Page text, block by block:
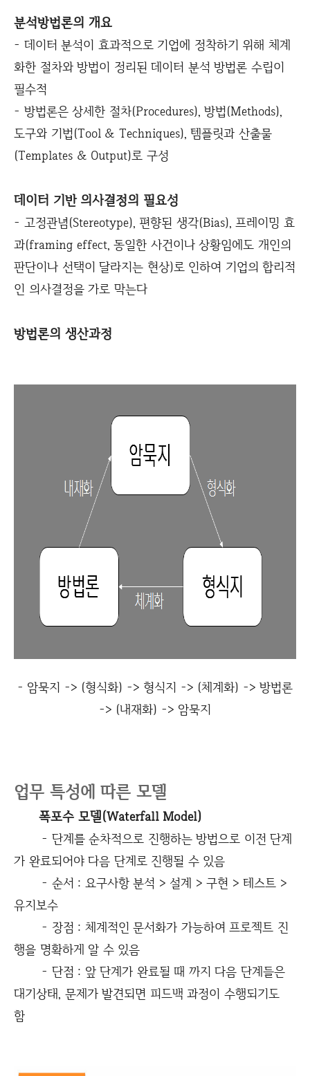
분석방법론의 개요
- 데이터 분석이 효과적으로 기업에 정착하기 위해 체계
화한 절차와 방법이 정리된 데이터 분석 방법론 수립이
필수적
- 방법론은 상세한 절차(Procedures), 방법(Methods),
도구와 기법(Tool & Techniques), 템플릿과 산출물
(Templates & Output)로 구성
데이터 기반 의사결정의 필요성
- 고정관념(Stereotype), 편향된 생각(Bias), 프레이밍 효
과(framing effect, 동일한 사건이나 상황임에도 개인의
판단이나 선택이 달라지는 현상)로 인하여 기업의 합리적
인 의사결정을 가로 막는다
방법론의 생산과정
- 암묵지 -> (형식화) -> 형식지 -> (체계화) -> 방법론
-> (내재화) -> 암묵지
업무 특성에 따른 모델
폭포수 모델(Waterfall Model)
- 단계를 순차적으로 진행하는 방법으로 이전 단계
가 완료되어야 다음 단계로 진행될 수 있음
- 순서 : 요구사항 분석 > 설계 > 구현 > 테스트 >
유지보수
- 장점 : 체계적인 문서화가 가능하여 프로젝트 진
행을 명확하게 알 수 있음
- 단점 : 앞 단계가 완료될 때 까지 다음 단계들은
대기상태, 문제가 발견되면 피드백 과정이 수행되기도
함